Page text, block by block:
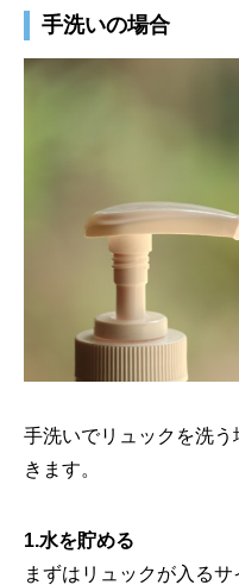
手洗いの場合
手洗いでリュックを洗
きます。
1.水を貯める
まずはリュックが入るサ